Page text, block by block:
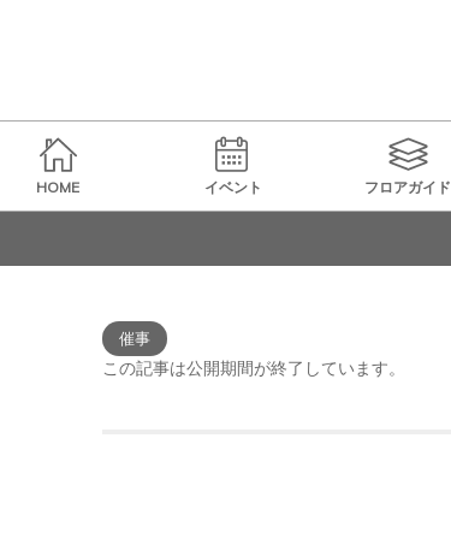
HOME イベント フロアガイド
催事
この記事は公開期間が終了しています。